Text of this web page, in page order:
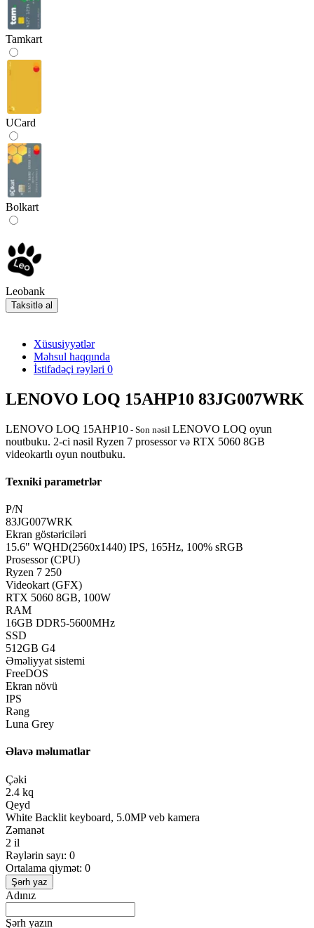
Tamkart
UCard
Bolkart
Leobank
Taksitlə al
Xüsusiyyətlər
Məhsul haqqında
İstifadəçi rəyləri 0
LENOVO LOQ 15AHP10 83JG007WRK
LENOVO LOQ 15AHP10 - Son nəsil LENOVO LOQ oyun
noutbuku. 2-ci nəsil Ryzen 7 prosessor və RTX 5060 8GB
videokartlı oyun noutbuku.
Texniki parametrlər
P/N
83JG007WRK
Ekran göstəriciləri
15.6" WQHD(2560x1440) IPS, 165Hz, 100% sRGB
Prosessor (CPU)
Ryzen 7 250
Videokart (GFX)
RTX 5060 8GB, 100W
RAM
16GB DDR5-5600MHz
SSD
512GB G4
Əməliyyat sistemi
FreeDOS
Ekran növü
IPS
Rəng
Luna Grey
Əlavə məlumatlar
Çəki
2.4 kq
Qeyd
White Backlit keyboard, 5.0MP veb kamera
Zəmanət
2 il
Rəylərin sayı: 0
Ortalama qiymət: 0
Şərh yaz
Adınız
Şərh yazın